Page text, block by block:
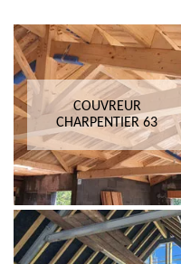
COUVREUR
CHARPENTIER 63